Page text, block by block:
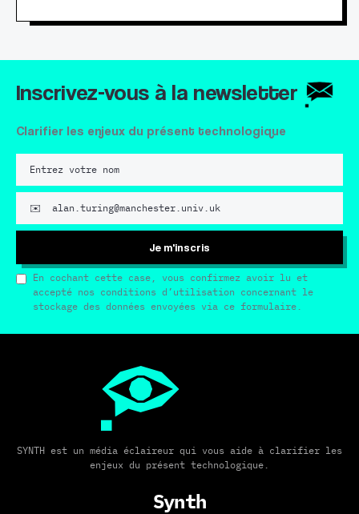
Inscrivez-vous à la newsletter
Clarifier les enjeux du présent technologique
Je m'inscris
En cochant cette case, vous confirmez avoir lu et
accepté nos conditions d’utilisation concernant le
stockage des données envoyées via ce formulaire.
SYNTH est un média éclaireur qui vous aide à clarifier les
enjeux du présent technologique.
Synth